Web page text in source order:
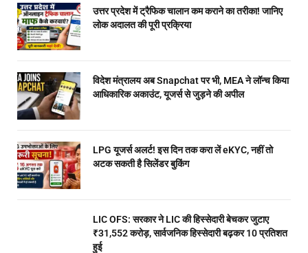
उत्तर प्रदेश में ट्रैफिक चालान कम कराने का तरीका! जानिए
लोक अदालत की पूरी प्रक्रिया
विदेश मंत्रालय अब Snapchat पर भी, MEA ने लॉन्च किया
आधिकारिक अकाउंट, यूजर्स से जुड़ने की अपील
LPG यूजर्स अलर्ट! इस दिन तक करा लें eKYC, नहीं तो
अटक सकती है सिलेंडर बुकिंग
LIC OFS: सरकार ने LIC की हिस्सेदारी बेचकर जुटाए
₹31,552 करोड़, सार्वजनिक हिस्सेदारी बढ़कर 10 प्रतिशत
हुई